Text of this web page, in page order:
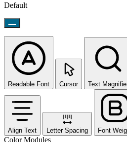
Default
Readable Font Cursor Text
Align Text Letter Spacing Font
Color Modules